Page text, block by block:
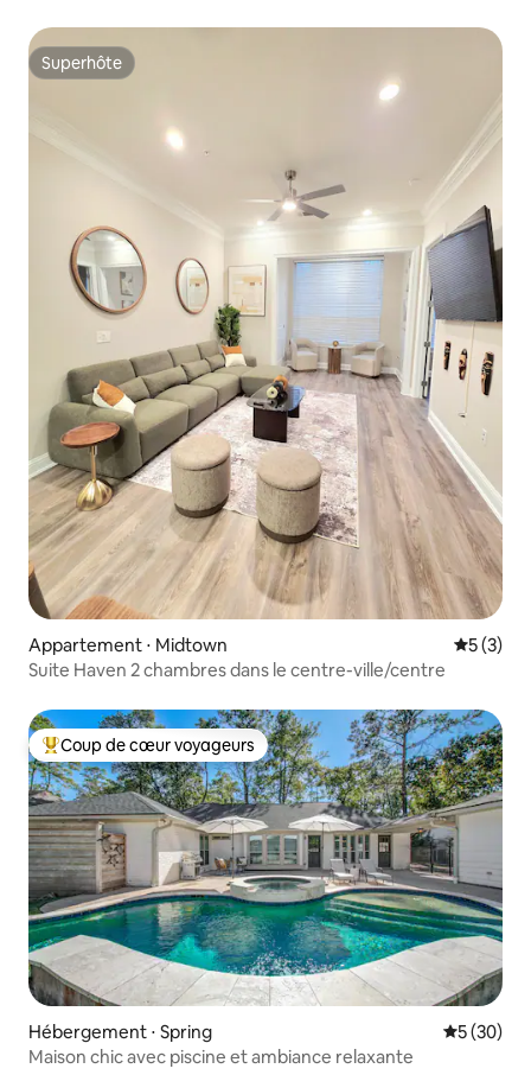
Superhôte
Superhôte
Appartement ⋅ Midtown
5 (3)
Suite Haven 2 chambres dans le centre-ville/centre
Coups de cœur voyageurs les plus appréciés
Coup de cœur voyageurs
Hébergement ⋅ Spring
5 (30)
Maison chic avec piscine et ambiance relaxante